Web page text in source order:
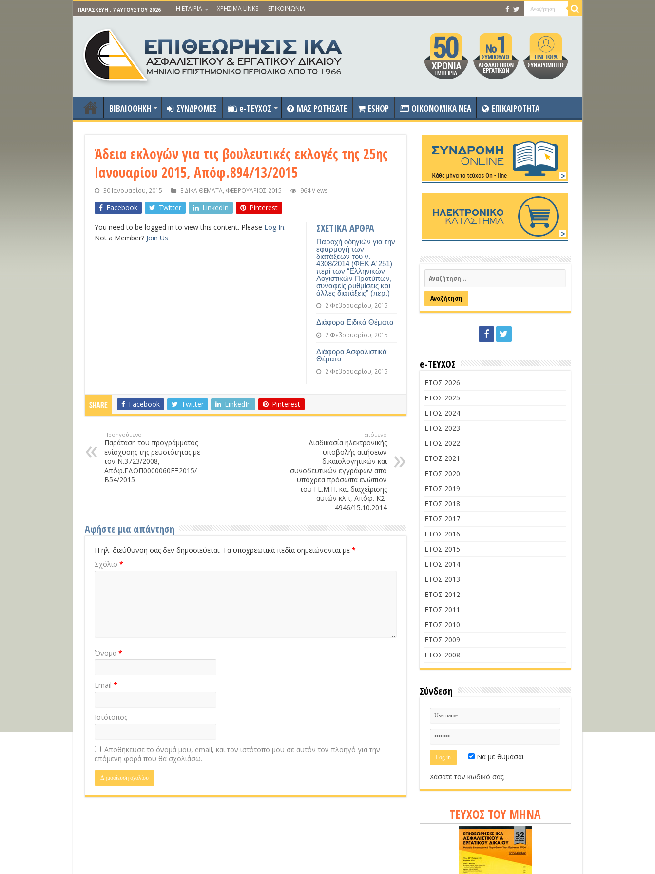
ΠΑΡΑΣΚΕΥΉ , 7 ΑΥΓΟΎΣΤΟΥ 2026 Η ΕΤΑΙΡΙΑ ΧΡΗΣΙΜΑ LINKS ΕΠΙΚΟΙΝΩΝΙΑ
ΒΙΒΛΙΟΘΗΚΗ ΣΥΝΔΡΟΜΕΣ e-ΤΕΥΧΟΣ ΜΑΣ ΡΩΤΗΣΑΤΕ ESHOP OIKONOMIKA NEA ΕΠΙΚΑΙΡΟΤΗΤΑ
Άδεια εκλογών για τις βουλευτικές εκλογές της 25ης
Ιανουαρίου 2015, Απόφ.894/13/2015
30 Ιανουαρίου, 2015 ΕΙΔΙΚΑ ΘΕΜΑΤΑ ΦΕΒΡΟΥΑΡΙΟΣ 2015 964 Views
Facebook Twitter LinkedIn Pinterest
ΣΧΕΤΙΚΑ ΑΡΘΡΑ
Παροχή οδηγιών για την
εφαρμογή των
διατάξεων του ν.
4308/2014 (ΦΕΚ Α’ 251)
περί των “Ελληνικών
Λογιστικών Προτύπων,
συναφείς ρυθμίσεις και
άλλες διατάξεις” (περ.)
2 Φεβρουαρίου, 2015
Διάφορα Ειδικά Θέματα
2 Φεβρουαρίου, 2015
Διάφορα Ασφαλιστικά
Θέματα
2 Φεβρουαρίου, 2015
You need to be logged in to view this content. Please Log In.
Not a Member? Join Us
Share Facebook Twitter LinkedIn Pinterest
Προηγούμενο
Παράταση του προγράμματος
ενίσχυσης της ρευστότητας με
τον Ν.3723/2008,
Απόφ.ΓΔΟΠ0000060ΕΞ2015/
Β΄54/2015
Επόμενο
Διαδικασία ηλεκτρονικής
υποβολής αιτήσεων
δικαιολογητικών και
συνοδευτικών εγγράφων από
υπόχρεα πρόσωπα ενώπιον
του ΓΕ.Μ.Η. και διαχείρισης
αυτών κλπ, Απόφ. Κ2-
4946/15.10.2014
Αφήστε μια απάντηση
Η ηλ. διεύθυνση σας δεν δημοσιεύεται. Τα υποχρεωτικά πεδία σημειώνονται με *
Σχόλιο *
Όνομα *
Email *
Ιστότοπος
Αποθήκευσε το όνομά μου, email, και τον ιστότοπο μου σε αυτόν τον πλοηγό για την
επόμενη φορά που θα σχολιάσω.
e-ΤΕΥΧΟΣ
ΕΤΟΣ 2026
ΕΤΟΣ 2025
ΕΤΟΣ 2024
ΕΤΟΣ 2023
ΕΤΟΣ 2022
ΕΤΟΣ 2021
ΕΤΟΣ 2020
ΕΤΟΣ 2019
ΕΤΟΣ 2018
ΕΤΟΣ 2017
ΕΤΟΣ 2016
ΕΤΟΣ 2015
ΕΤΟΣ 2014
ΕΤΟΣ 2013
ΕΤΟΣ 2012
ΕΤΟΣ 2011
ΕΤΟΣ 2010
ΕΤΟΣ 2009
ΕΤΟΣ 2008
Σύνδεση
Να με θυμάσαι
Χάσατε τον κωδικό σας;
ΤΕΥΧΟΣ ΤΟΥ ΜΗΝΑ